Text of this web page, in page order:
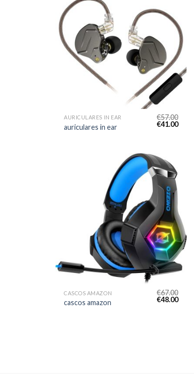
AURICULARES IN EAR
auriculares in ear
€57.00
€41.00
CASCOS AMAZON
cascos amazon
€67.00
€48.00